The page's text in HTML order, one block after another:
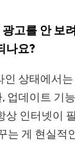
고를 안 보
나요?
인 상태에서
업데이트 기
상 인터넷이
는 게 현실적